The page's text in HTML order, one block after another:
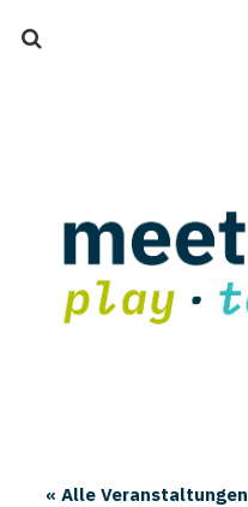
« Alle Veranstaltungen